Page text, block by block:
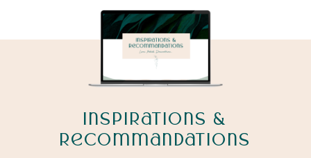
Inspirations &
Recommandations